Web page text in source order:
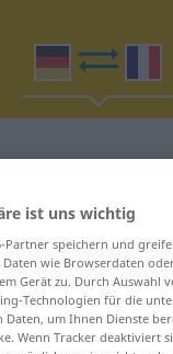
ist uns wichtig
-Partner speichern und
Daten wie Browserdaten
Gerät zu. Durch Auswahl
Technologien für die
um Ihnen Dienste
Wenn Tracker deaktiviert